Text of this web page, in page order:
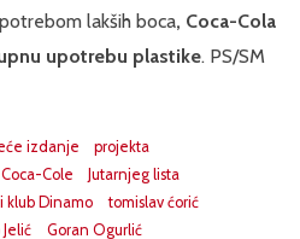
lakših boca, Coca-Cola
upotrebu plastike. PS/SM
izdanje
projekta
Coca-Cole
Jutarnjeg lista
klub Dinamo
tomislav ćorić
Jelić
Goran Ogurlić